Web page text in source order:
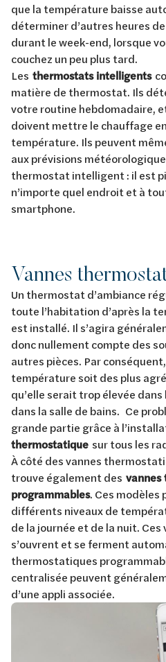
que la température baisse
déterminer d’autres heures
durant le week-end, lorsque
couchez un peu plus tard.
Les thermostats intelligents
matière de thermostat. Ils
votre routine hebdomadaire,
doivent mettre le chauffage
température. Ils peuvent
aux prévisions
thermostat intelligent : il est
n’importe quel endroit et à
smartphone.
Vannes
Un thermostat d’ambiance
toute l’habitation d’après la
est installé. Il s’agira
donc nullement compte des
autres pièces. Par
température soit des plus
qu’elle serait trop élevée
dans la salle de bains. Ce
grande partie grâce à
thermostatique sur tous les
À côté des vannes
trouve également des vannes
programmables. Ces
différents niveaux de
de la journée et de la nuit.
s’ouvrent et se ferment
thermostatiques
centralisée peuvent
d’une appli associée.